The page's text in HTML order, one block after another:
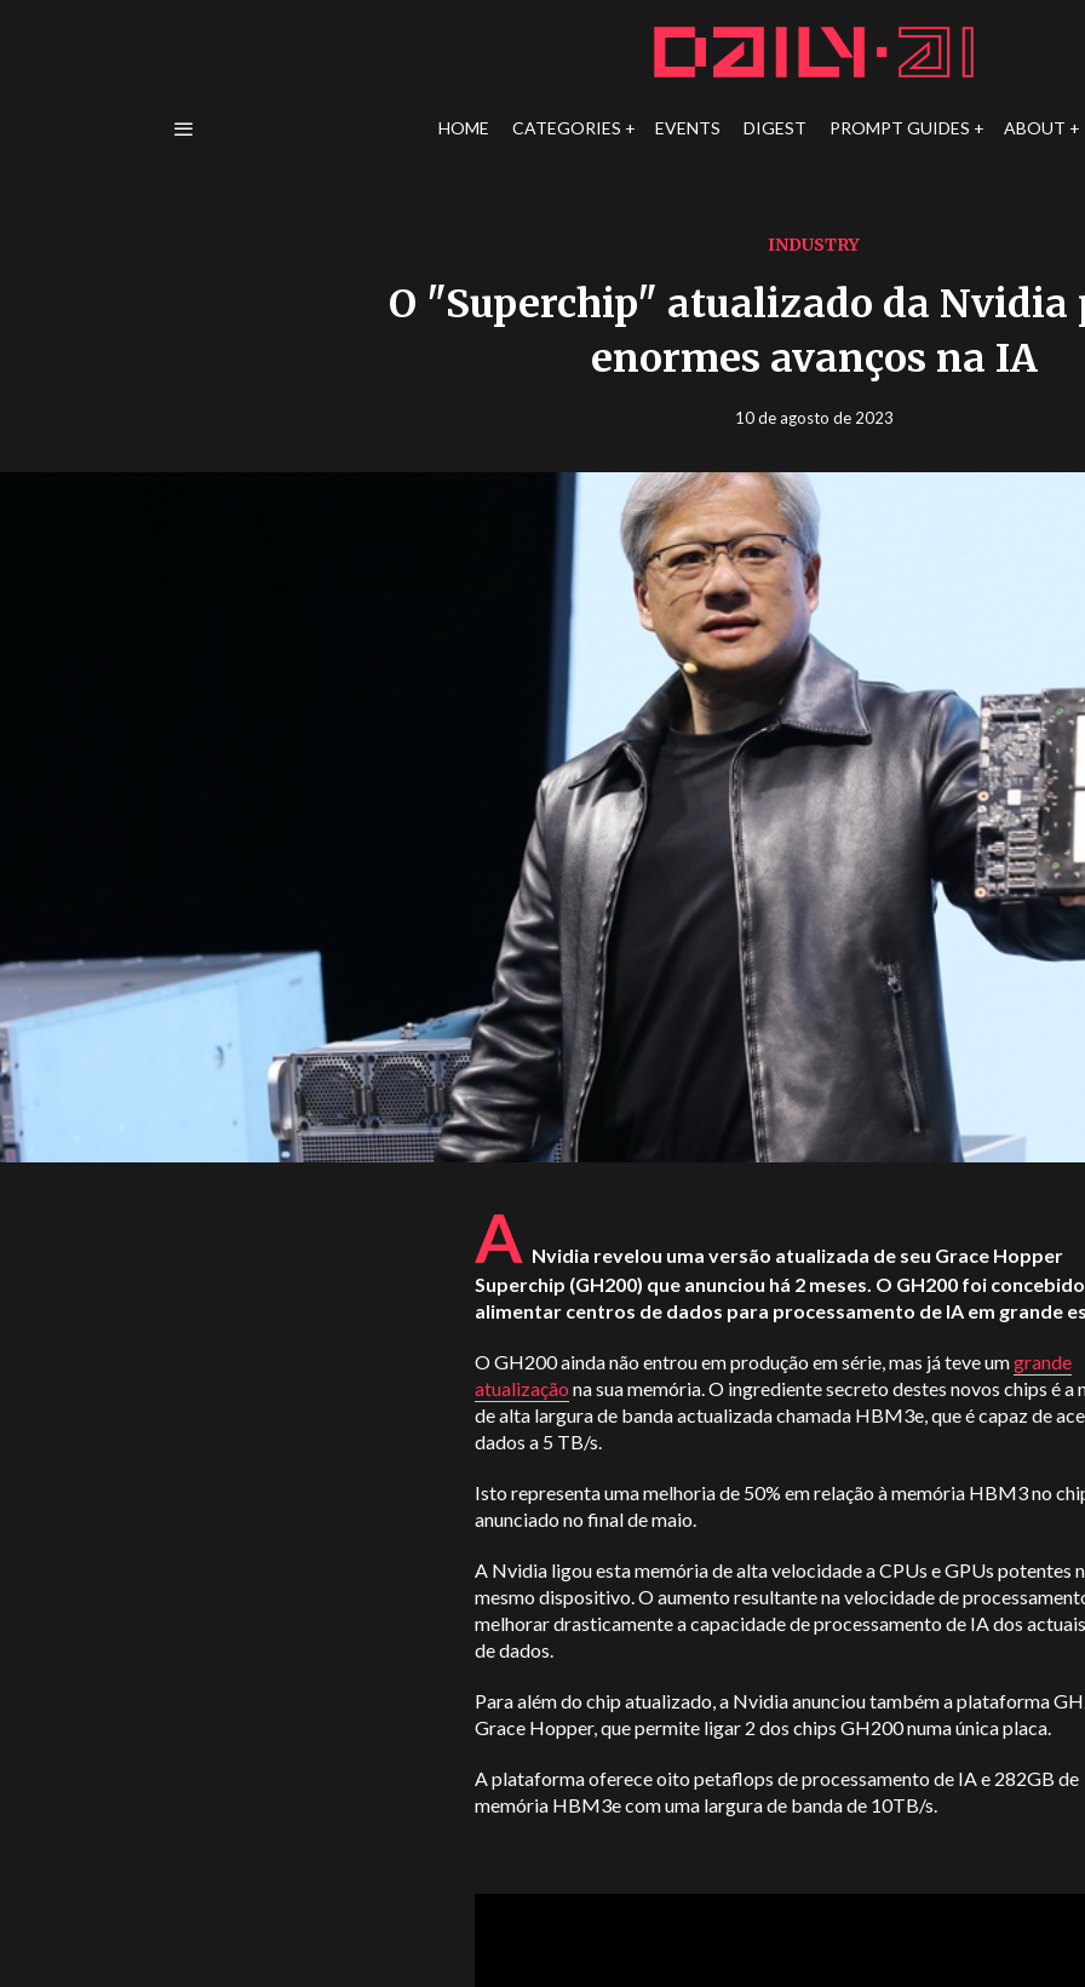
HOME CATEGORIES EVENTS DIGEST PROMPT GUIDES ABOUT
INDUSTRY
O "Superchip" atualizado da Nvidia
enormes avanços na IA
10 de agosto de 2023
A Nvidia revelou uma versão atualizada de seu Grace Hopper
Superchip (GH200) que anunciou há 2 meses. O GH200 foi
alimentar centros de dados para processamento de IA em grande
O GH200 ainda não entrou em produção em série, mas já teve umgrande
atualização na sua memória. O ingrediente secreto destes novos chips é a
de alta largura de banda actualizada chamada HBM3e, que é capaz de
dados a 5 TB/s.
Isto representa uma melhoria de 50% em relação à memória HBM3 no
anunciado no final de maio.
A Nvidia ligou esta memória de alta velocidade a CPUs e GPUs potentes
mesmo dispositivo. O aumento resultante na velocidade de
melhorar drasticamente a capacidade de processamento de IA dos
de dados.
Para além do chip atualizado, a Nvidia anunciou também a plataforma
Grace Hopper, que permite ligar 2 dos chips GH200 numa única placa.
A plataforma oferece oito petaflops de processamento de IA e 282GB de
memória HBM3e com uma largura de banda de 10TB/s.